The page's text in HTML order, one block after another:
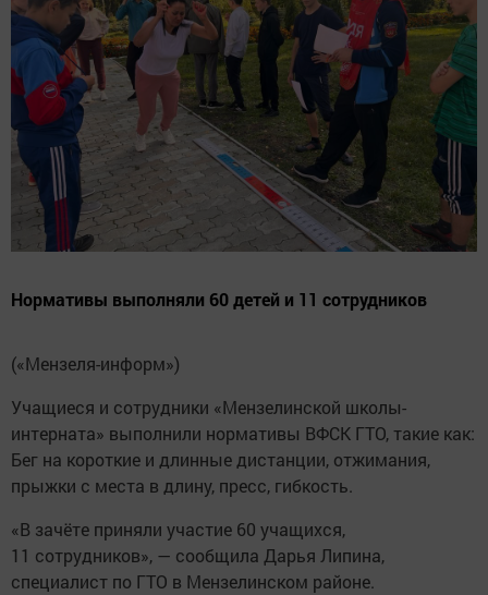
Нормативы выполняли 60 детей и 11 сотрудников
(«Мензеля-информ»)
Учащиеся и сотрудники «Мензелинской школы-
интерната» выполнили нормативы ВФСК ГТО, такие как:
Бег на короткие и длинные дистанции, отжимания,
прыжки с места в длину, пресс, гибкость.
«В зачёте приняли участие 60 учащихся,
11 сотрудников», — сообщила Дарья Липина,
специалист по ГТО в Мензелинском районе.